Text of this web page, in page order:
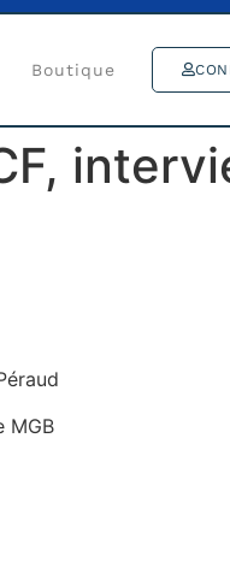
Boutique
MGB